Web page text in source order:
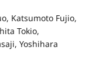
Katsumoto Fujio,
Tokio,
Yoshihara